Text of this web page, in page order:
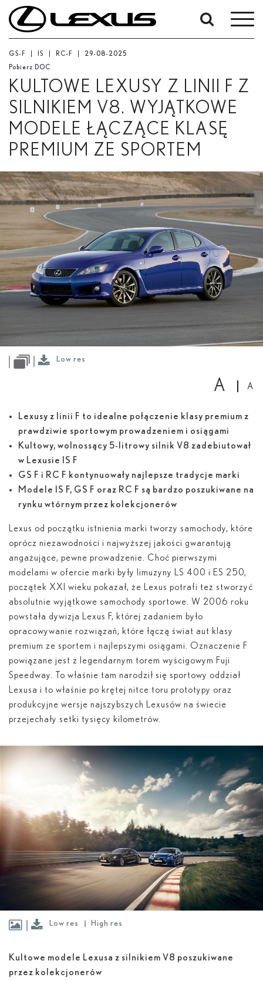
GS-F IS RC-F 29-08-2025
Pobierz DOC
KULTOWE LEXUSY Z LINII F Z
SILNIKIEM V8. WYJĄTKOWE
MODELE ŁĄCZĄCE KLASĘ
PREMIUM ZE SPORTEM
Low res
A A
Lexusy z linii F to idealne połączenie klasy premium z
prawdziwie sportowym prowadzeniem i osiągami
Kultowy, wolnossący 5-litrowy silnik V8 zadebiutował
w Lexusie IS F
GS F i RC F kontynuowały najlepsze tradycje marki
Modele IS F, GS F oraz RC F są bardzo poszukiwane na
rynku wtórnym przez kolekcjonerów
Lexus od początku istnienia marki tworzy samochody, które
oprócz niezawodności i najwyższej jakości gwarantują
angażujące, pewne prowadzenie. Choć pierwszymi
modelami w ofercie marki były limuzyny LS 400 i ES 250,
początek XXI wieku pokazał, że Lexus potrafi też stworzyć
absolutnie wyjątkowe samochody sportowe. W 2006 roku
powstała dywizja Lexus F, której zadaniem było
opracowywanie rozwiązań, które łączą świat aut klasy
premium ze sportem i najlepszymi osiągami. Oznaczenie F
powiązane jest z legendarnym torem wyścigowym Fuji
Speedway. To właśnie tam narodził się sportowy oddział
Lexusa i to właśnie po krętej nitce toru prototypy oraz
produkcyjne wersje najszybszych Lexusów na świecie
przejechały setki tysięcy kilometrów.
Low res High res
Kultowe modele Lexusa z silnikiem V8 poszukiwane
przez kolekcjonerów
High
res
High
res
High
res
High
res
Low
res
High
res
res
Low
res
High
res
W
okresie
Od
-
Do
Data rozpoczęcia
Zakończ
Szukaj